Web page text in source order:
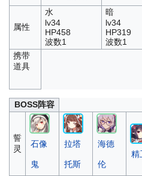
属性
水
lv34
HP458
波数1
暗
lv34
HP319
波数1
携带
道具
BOSS阵容
誓
灵
石像
鬼
拉塔
托斯
海德
伦
精